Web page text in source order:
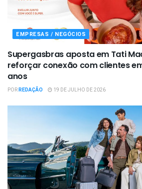
EMPRESAS / NEGÓCIOS
Supergasbras aposta em Tati
reforçar conexão com clientes
anos
PORREDAÇÃO 19 DE JULHO DE 2026